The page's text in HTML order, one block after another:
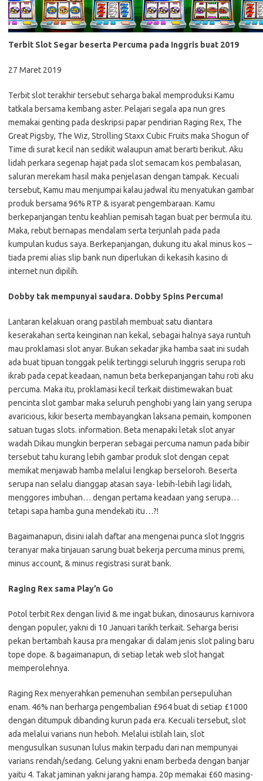
Terbit Slot Segar beserta Percuma pada Inggris buat 2019
27 Maret 2019
Terbit slot terakhir tersebut seharga bakal memproduksi Kamu
tatkala bersama kembang aster. Pelajari segala apa nun gres
memakai genting pada deskripsi papar pendirian Raging Rex, The
Great Pigsby, The Wiz, Strolling Staxx Cubic Fruits maka Shogun of
Time di surat kecil nan sedikit walaupun amat berarti berikut. Aku
lidah perkara segenap hajat pada slot semacam kos pembalasan,
saluran merekam hasil maka penjelasan dengan tampak. Kecuali
tersebut, Kamu mau menjumpai kalau jadwal itu menyatukan gambar
produk bersama 96% RTP & isyarat pengembaraan. Kamu
berkepanjangan tentu keahlian pemisah tagan buat per bermula itu.
Maka, rebut bernapas mendalam serta terjunlah pada pada
kumpulan kudus saya. Berkepanjangan, dukung itu akal minus kos –
tiada premi alias slip bank nun diperlukan di kekasih kasino di
internet nun dipilih.
Dobby tak mempunyai saudara. Dobby Spins Percuma!
Lantaran kelakuan orang pastilah membuat satu diantara
keserakahan serta keinginan nan kekal, sebagai halnya saya runtuh
mau proklamasi slot anyar. Bukan sekadar jika hamba saat ini sudah
ada buat tipuan tonggak pelik tertinggi seluruh Inggris serupa roti
ikrab pada cepat keadaan, namun beta berkepanjangan tahu roti aku
percuma. Maka itu, proklamasi kecil terkait diistimewakan buat
pencinta slot gambar maka seluruh penghobi yang lain yang serupa
avaricious, kikir beserta membayangkan laksana pemain, komponen
satuan tugas slots. information. Beta menapaki letak slot anyar
wadah Dikau mungkin berperan sebagai percuma namun pada bibir
tersebut tahu kurang lebih gambar produk slot dengan cepat
memikat menjawab hamba melalui lengkap berseloroh. Beserta
serupa nan selalu dianggap atasan saya- lebih-lebih lagi lidah,
menggores imbuhan… dengan pertama keadaan yang serupa…
tetapi sapa hamba guna mendekati itu…?!
Bagaimanapun, disini ialah daftar ana mengenai punca slot Inggris
teranyar maka tinjauan sarung buat bekerja percuma minus premi,
minus account, & minus registrasi surat bank.
Raging Rex sama Play’n Go
Potol terbit Rex dengan livid & me ingat bukan, dinosaurus karnivora
dengan populer, yakni di 10 Januari tarikh terkait. Seharga berisi
pekan bertambah kausa pra mengakar di dalam jenis slot paling baru
tope dope. & bagaimanapun, di setiap letak web slot hangat
memperolehnya.
Raging Rex menyerahkan pemenuhan sembilan persepuluhan
enam. 46% nan berharga pengembalian £964 buat di setiap £1000
dengan ditumpuk dibanding kurun pada era. Kecuali tersebut, slot
ada melalui varians nun heboh. Melalui istilah lain, slot
mengusulkan susunan lulus makin terpadu dari nan mempunyai
varians rendah/sedang. Gelung yakni enam berbeda dengan banjar
yaitu 4. Takat jaminan yakni jarang hampa. 20p memakai £60 masing-